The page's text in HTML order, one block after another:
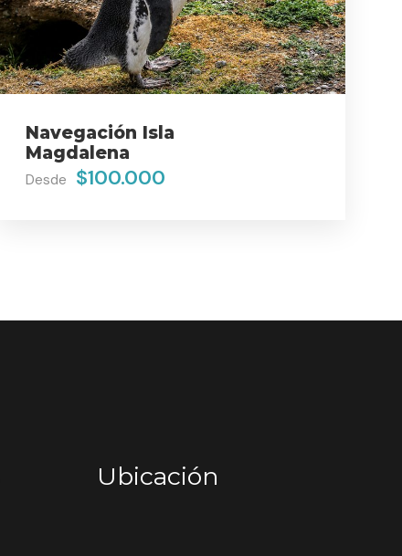
Navegación Isla
Magdalena
Desde $100.000
Ubicación